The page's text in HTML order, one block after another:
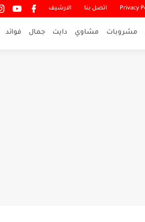
اتصل بنا الارشيف
مشروبات مشاوي دايت جمال فوائد